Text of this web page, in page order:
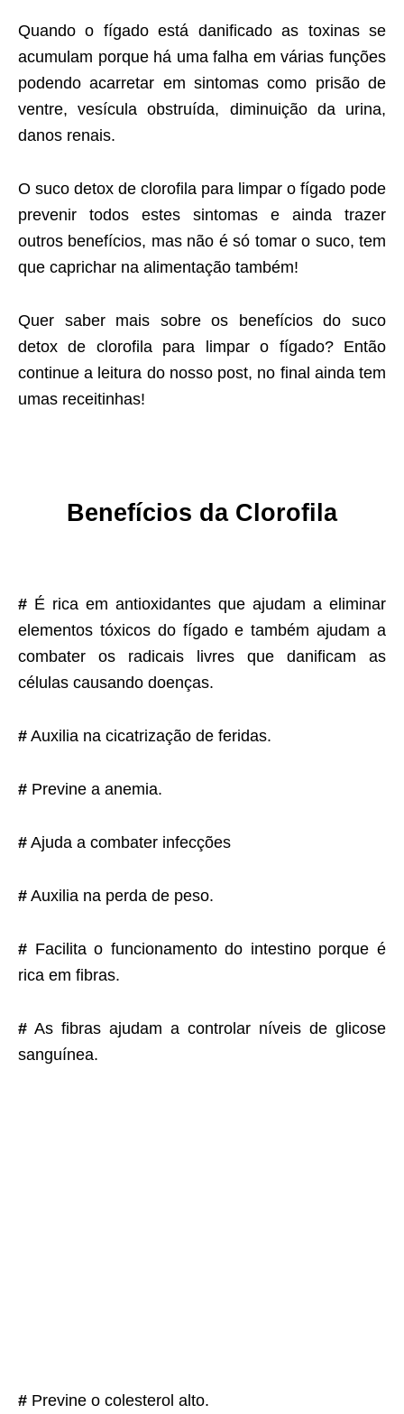
Quando o fígado está danificado as toxinas se
acumulam porque há uma falha em várias funções
podendo acarretar em sintomas como prisão de
ventre, vesícula obstruída, diminuição da urina,
danos renais.
O suco detox de clorofila para limpar o fígado pode
prevenir todos estes sintomas e ainda trazer
outros benefícios, mas não é só tomar o suco, tem
que caprichar na alimentação também!
Quer saber mais sobre os benefícios do suco
detox de clorofila para limpar o fígado? Então
continue a leitura do nosso post, no final ainda tem
umas receitinhas!
Benefícios da Clorofila
# É rica em antioxidantes que ajudam a eliminar
elementos tóxicos do fígado e também ajudam a
combater os radicais livres que danificam as
células causando doenças.
# Auxilia na cicatrização de feridas.
# Previne a anemia.
# Ajuda a combater infecções
# Auxilia na perda de peso.
# Facilita o funcionamento do intestino porque é
rica em fibras.
# As fibras ajudam a controlar níveis de glicose
sanguínea.
# Previne o colesterol alto.